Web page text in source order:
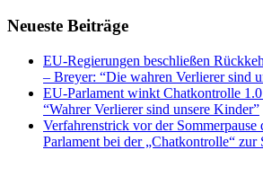
Neueste Beiträge
EU-Regierungen beschließen
– Breyer: “Die wahren Verlierer sind
EU-Parlament winkt Chatkontrolle
“Wahrer Verlierer sind unsere Kinder”
Verfahrenstrick vor der Sommerpause
Parlament bei der „Chatkontrolle“ zur